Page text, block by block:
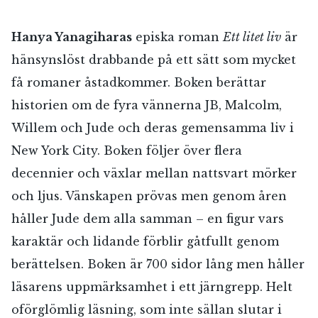
Hanya Yanagiharas episka romanEtt litet liv är
hänsynslöst drabbande på ett sätt som mycket
få romaner åstadkommer. Boken berättar
historien om de fyra vännerna JB, Malcolm,
Willem och Jude och deras gemensamma liv i
New York City. Boken följer över flera
decennier och växlar mellan nattsvart mörker
och ljus. Vänskapen prövas men genom åren
håller Jude dem alla samman – en figur vars
karaktär och lidande förblir gåtfullt genom
berättelsen. Boken är 700 sidor lång men håller
läsarens uppmärksamhet i ett järngrepp. Helt
oförglömlig läsning, som inte sällan slutar i